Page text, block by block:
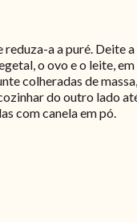
reduza-a a puré.
o ovo e o leite,
colheradas de
do outro lado
com canela em pó.